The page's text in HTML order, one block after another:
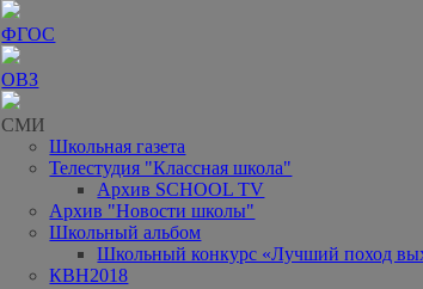
ФГОС
ОВЗ
СМИ
Школьная газета
Телестудия "Классная школа"
Архив SCHOOL TV
Архив "Новости школы"
Школьный альбом
Школьный конкурс «Лучший поход
КВН2018